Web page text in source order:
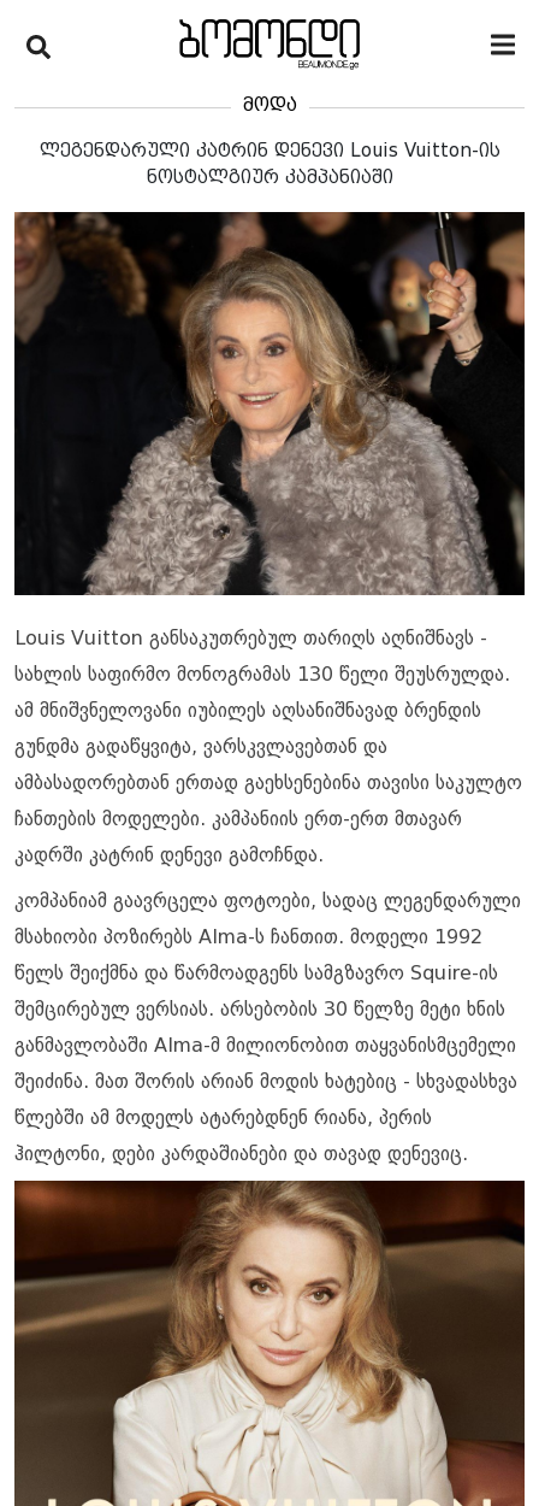
მოდა
ლეგენდარული კატრინ დენევი Louis Vuitton-ის
ნოსტალგიურ კამპანიაში
Louis Vuitton განსაკუთრებულ თარიღს აღნიშნავს -
სახლის საფირმო მონოგრამას 130 წელი შეუსრულდა.
ამ მნიშვნელოვანი იუბილეს აღსანიშნავად ბრენდის
გუნდმა გადაწყვიტა, ვარსკვლავებთან და
ამბასადორებთან ერთად გაეხსენებინა თავისი საკულტო
ჩანთების მოდელები. კამპანიის ერთ-ერთ მთავარ
კადრში კატრინ დენევი გამოჩნდა.
კომპანიამ გაავრცელა ფოტოები, სადაც ლეგენდარული
მსახიობი პოზირებს Alma-ს ჩანთით. მოდელი 1992
წელს შეიქმნა და წარმოადგენს სამგზავრო Squire-ის
შემცირებულ ვერსიას. არსებობის 30 წელზე მეტი ხნის
განმავლობაში Alma-მ მილიონობით თაყვანისმცემელი
შეიძინა. მათ შორის არიან მოდის ხატებიც - სხვადასხვა
წლებში ამ მოდელს ატარებდნენ რიანა, პერის
ჰილტონი, დები კარდაშიანები და თავად დენევიც.